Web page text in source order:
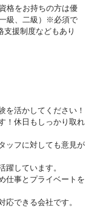
格をお持ちの方は優
級、二級）※必須で
支援制度などもあり
を活かしてください！
！休日もしっかり取れ
ッフに対しても意見が
躍しています。
仕事とプライベートを
応できる会社です。